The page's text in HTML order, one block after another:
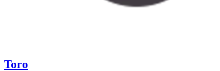
Toro